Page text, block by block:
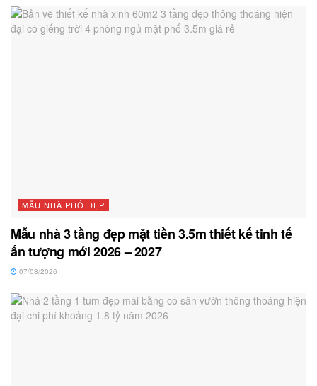
MẪU NHÀ PHỐ ĐẸP
Mẫu nhà 3 tầng đẹp mặt tiền 3.5m thiết kế tinh tế
ấn tượng mới 2026 – 2027
07/08/2026